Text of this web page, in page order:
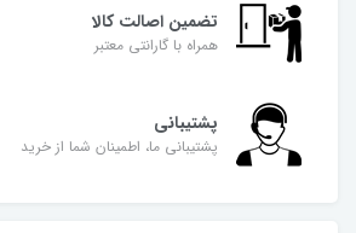
تضمین اصالت کالا
همراه با گارانتی معتبر
پشتیبانی
پشتیبانی ما، اطمینان شما از خرید